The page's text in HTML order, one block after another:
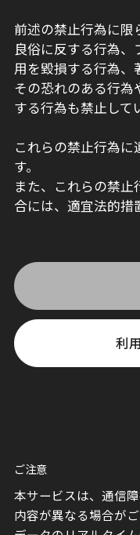
前述の禁止行為に限
良俗に反する行為
用を毀損する行為、
その恐れのある行為
する行為も禁止して
これらの禁止行為
す。
また、これらの禁
合には、適宜法的措
利
ご注意
本サービスは、通信
内容が異なる場合がご